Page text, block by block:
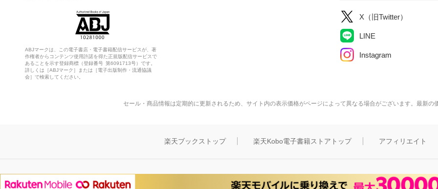
ABJマークは、この電子書店・電子書籍配信サービスが、著
作権者からコンテンツ使用許諾を得た正規版配信サービスで
あることを示す登録商標（登録番号 第6091713号）です。
詳しくは［ABJマーク］または［電子出版制作・流通協議
会］で検索してください。
X（旧Twitter）
LINE
Instagram
セール・商品情報は定期的に更新されるため、サイト内の表示価格がページによって異なる場合がございます。最新の
楽天ブックストップ 楽天Kobo電子書籍ストアトップ アフィリエイト